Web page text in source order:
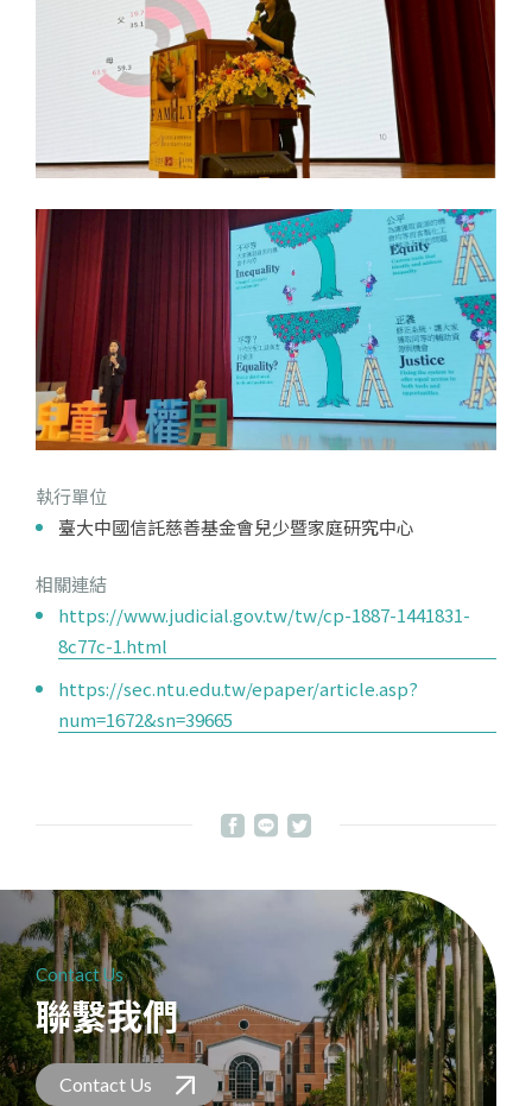
執行單位
臺大中國信託慈善基金會兒少暨家庭研究中心
相關連結
https://www.judicial.gov.tw/tw/cp-1887-1441831-
8c77c-1.html
https://sec.ntu.edu.tw/epaper/article.asp?
num=1672&sn=39665
Contact Us
聯繫我們
Contact Us